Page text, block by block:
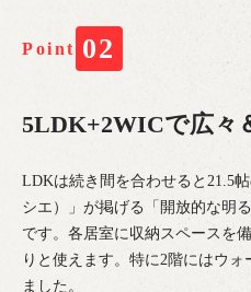
Point 02
5LDK+2WICで広々
LDKは続き間を合わせると21.5
シエ）」が掲げる「開放的な明
です。各居室に収納スペースを
りと使えます。特に2階にはウ
ました。